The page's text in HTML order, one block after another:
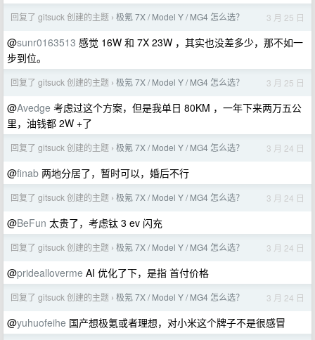
回复了 gitsuck 创建的主题 › 极氪 7X / Model Y / MG4 怎么选？ 3 月 25 日
@sunr0163513 感觉 16W 和 7X 23W ，其实也没差多少，那不如一
步到位。
回复了 gitsuck 创建的主题 › 极氪 7X / Model Y / MG4 怎么选？ 3 月 25 日
@Avedge 考虑过这个方案，但是我单日 80KM ，一年下来两万五公
里，油钱都 2W +了
回复了 gitsuck 创建的主题 › 极氪 7X / Model Y / MG4 怎么选？ 3 月 24 日
@finab 两地分居了，暂时可以，婚后不行
回复了 gitsuck 创建的主题 › 极氪 7X / Model Y / MG4 怎么选？ 3 月 24 日
@BeFun 太贵了，考虑钛 3 ev 闪充
回复了 gitsuck 创建的主题 › 极氪 7X / Model Y / MG4 怎么选？ 3 月 24 日
@pridealloverme AI 优化了下，是指 首付价格
回复了 gitsuck 创建的主题 › 极氪 7X / Model Y / MG4 怎么选？ 3 月 24 日
@yuhuofeihe 国产想极氪或者理想，对小米这个牌子不是很感冒